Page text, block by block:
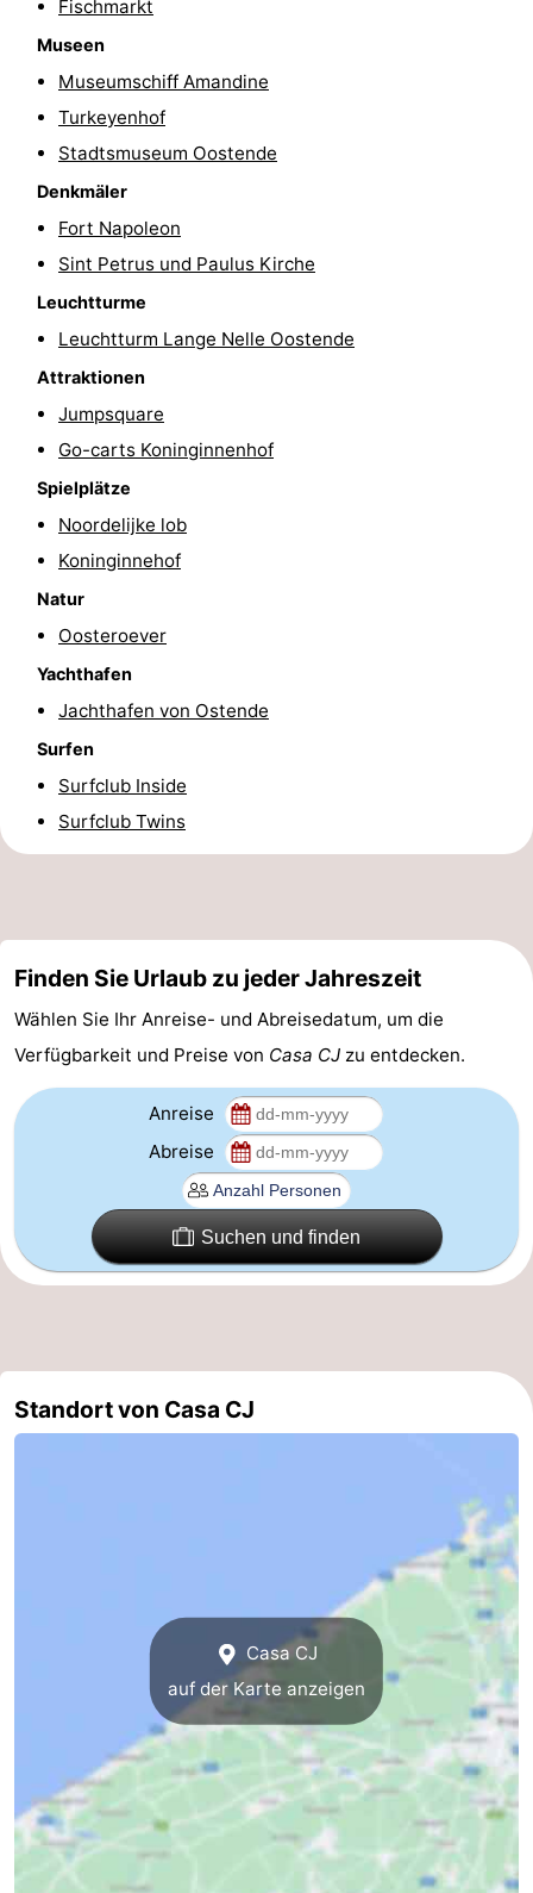
Minigolfplätze
Wellness-
Zentren
Dörfer
Städte
Natur
Sport
Radfahren
Reiten
Golfplatze
Surfen
Essen
trinken
Veranstaltungen
Praktisch
Forum
Route
Küstetram
Medizin
Adressen
Region
-
Gent
-
Ypern
Die
Natur
-
Middelkerke
Westende
-
Nieuwpoort
-
Fischmarkt
Museen
Museumschiff Amandine
Turkeyenhof
Stadtsmuseum Oostende
Denkmäler
Fort Napoleon
Sint Petrus und Paulus Kirche
Leuchtturme
Leuchtturm Lange Nelle Oostende
Attraktionen
Jumpsquare
Go-carts Koninginnenhof
Spielplätze
Noordelijke lob
Koninginnehof
Natur
Oosteroever
Yachthafen
Jachthafen von Ostende
Surfen
Surfclub Inside
Surfclub Twins
Finden Sie Urlaub zu jeder Jahreszeit
Wählen Sie Ihr Anreise- und Abreisedatum, um die
Verfügbarkeit und Preise von Casa CJ zu entdecken.
Anreise
Abreise
Suchen und finden
Standort von Casa CJ
Casa CJ
auf der Karte anzeigen